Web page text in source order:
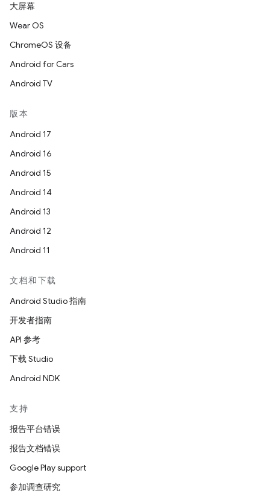
大屏幕
Wear OS
ChromeOS 设备
Android for Cars
Android TV
版本
Android 17
Android 16
Android 15
Android 14
Android 13
Android 12
Android 11
文档和下载
Android Studio 指南
开发者指南
API 参考
下载 Studio
Android NDK
支持
报告平台错误
报告文档错误
Google Play support
参加调查研究